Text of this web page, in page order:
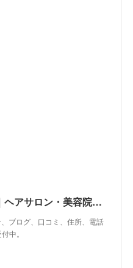
美容室 NYNY 姫路広畑店｜ヘアサロン・美容院｜ニューヨークニューヨーク
ブログ、口コミ、住所、電話
中。